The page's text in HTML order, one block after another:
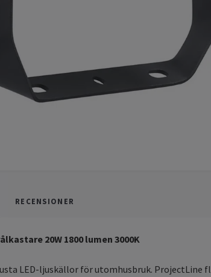
RECENSIONER
20W 1800 lumen 3000K
LED-ljuskällor för utomhusbruk. ProjectLine